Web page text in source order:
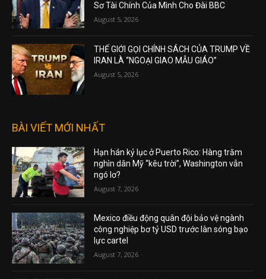
Sơ Tài Chính Của Mình Cho Đài BBC
August 5, 2026
THẾ GIỚI GỌI CHÍNH SÁCH CỦA TRUMP VỀ
IRAN LÀ “NGOẠI GIAO MẪU GIÁO”
August 5, 2026
BÀI VIẾT MỚI NHẤT
Hạn hán kỷ lục ở Puerto Rico: Hàng trăm
nghìn dân Mỹ “kêu trời”, Washington vẫn
ngó lơ?
August 7, 2026
Mexico điều động quân đội bảo vệ ngành
công nghiệp bơ tỷ USD trước làn sóng bạo
lực cartel
August 7, 2026